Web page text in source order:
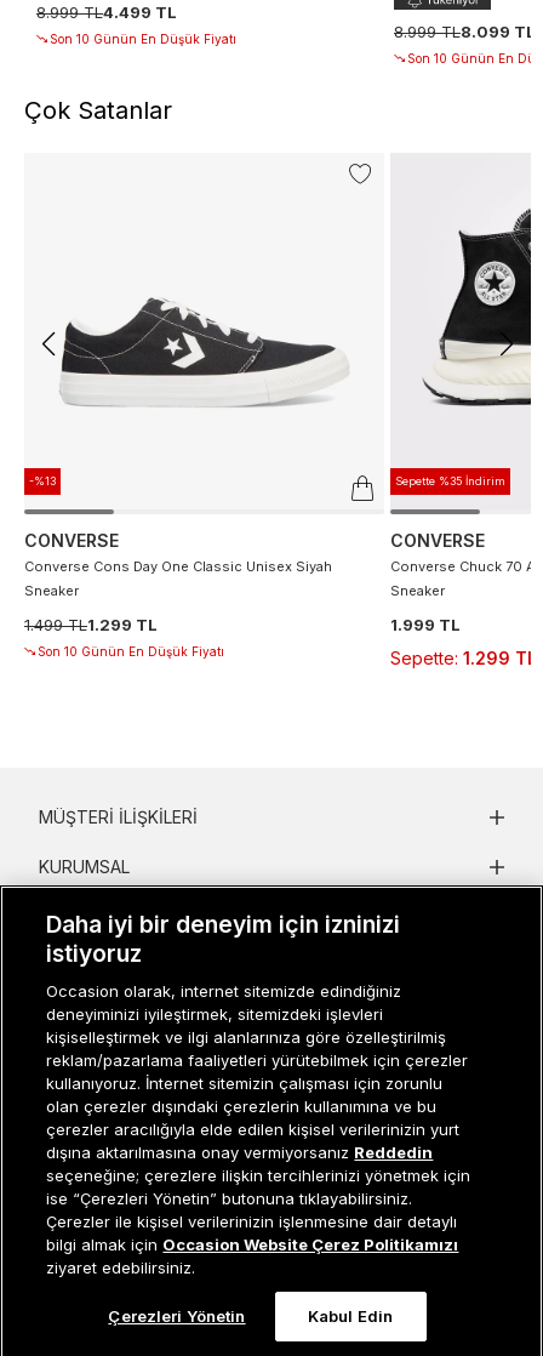
Tükendi
8.999 TL4.499 TL
Son 10 Günün En Düşük Fiyatı 8.999 TL8.099 TL
Son 10 Günün En
Çok Satanlar
-%13
CONVERSE
Converse Cons Day One Classic Unisex Siyah
Sneaker
1.499 TL1.299 TL
Son 10 Günün En Düşük Fiyatı
Sepette %35 İndirim
CONVERSE
Converse Chuck 70
Sneaker
1.999 TL
Sepette: 1.299 TL
Müşteri İlişkileri0 850 800 01 20
MÜŞTERI İLIŞKILERI
KURUMSAL
KADIN KATEGORILER
GRUP MARKALAR
ERKEK KATEGORILER
Occasion bir EREN PERAKENDE markasıdır. © Eren Holding
Daha iyi bir deneyim için izninizi
istiyoruz
Occasion olarak, internet sitemizde edindiğiniz
deneyiminizi iyileştirmek, sitemizdeki işlevleri
kişiselleştirmek ve ilgi alanlarınıza göre özelleştirilmiş
reklam/pazarlama faaliyetleri yürütebilmek için çerezler
kullanıyoruz. İnternet sitemizin çalışması için zorunlu
olan çerezler dışındaki çerezlerin kullanımına ve bu
çerezler aracılığıyla elde edilen kişisel verilerinizin yurt
dışına aktarılmasına onay vermiyorsanız Reddedin
seçeneğine; çerezlere ilişkin tercihlerinizi yönetmek için
ise “Çerezleri Yönetin” butonuna tıklayabilirsiniz.
Çerezler ile kişisel verilerinizin işlenmesine dair detaylı
bilgi almak için Occasion Website Çerez Politikamızı
ziyaret edebilirsiniz.
Çerezleri Yönetin Kabul Edin